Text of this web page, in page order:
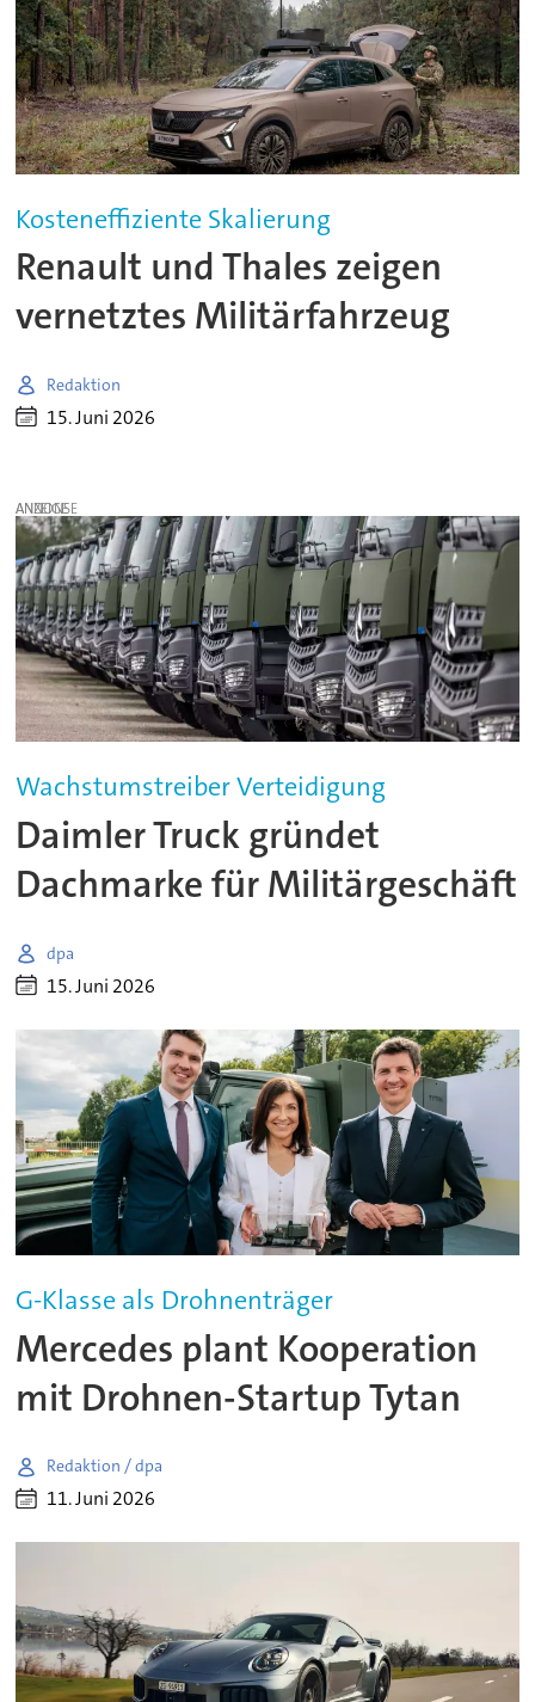
Kosteneffiziente Skalierung
Renault und Thales zeigen
vernetztes Militärfahrzeug
Redaktion
15. Juni 2026
ANZEIGE
Wachstumstreiber Verteidigung
Daimler Truck gründet
Dachmarke für Militärgeschäft
dpa
15. Juni 2026
G-Klasse als Drohnenträger
Mercedes plant Kooperation
mit Drohnen-Startup Tytan
Redaktion / dpa
11. Juni 2026